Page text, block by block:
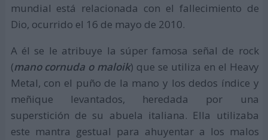
mundial está relacionada con el fallecimiento de
Dio, ocurrido el 16 de mayo de 2010.
A él se le atribuye la súper famosa señal de rock
(mano cornuda o maloik) que se utiliza en el Heavy
Metal, con el puño de la mano y los dedos índice y
meñique levantados, heredada por una
superstición de su abuela italiana. Ella utilizaba
este mantra gestual para ahuyentar a los malos